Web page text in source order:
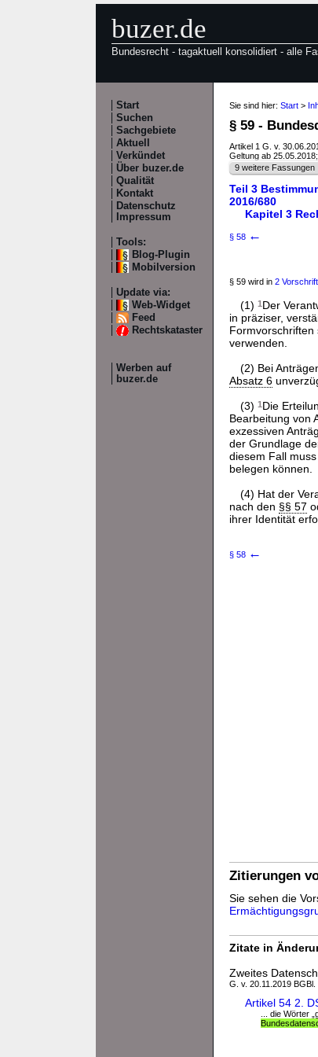
buzer.de
Bundesrecht - tagaktuell konsolidiert - alle
Start
Suchen
Sachgebiete
Aktuell
Verkündet
Über buzer.de
Qualität
Kontakt
Datenschutz
Impressum
Tools:
Blog-Plugin
Mobilversion
Update via:
Web-Widget
Feed
Rechtskataster
Werben auf
buzer.de
Sie sind hier: Start >
§ 59 -
Artikel 1 G. v.
Geltung ab
9 weitere Fassungen
Teil 3
2016/680
Kapitel 3
§ 58 ←
§ 59 wird in 2
(1) 1Der
in präziser,
Formvorschriften
verwenden.
(2) Bei
Absatz 6
(3) 1Die
Bearbeitung von
exzessiven
der Grundlage
diesem Fall
belegen können.
(4) Hat der
nach den §§ 57
ihrer Identität
§ 58 ←
Zitierungen
Sie sehen die
Zitate in
Zweites
G. v. 20.11.2019 BGBl.
Artikel 54 2.
... die Wörter